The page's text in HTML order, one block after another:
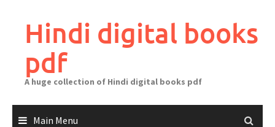
contentHindi digital books
pdf
A huge collection of Hindi digital books pdf
Main Menu